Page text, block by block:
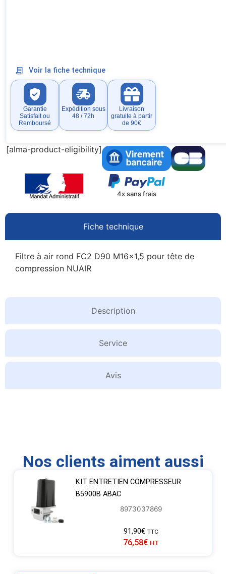
Voir la fiche technique
Garantie
Satisfait ou
Remboursé
Expédition sous
48 / 72h
Livraison
gratuite à partir
de 90€
[alma-product-eligibility]
4x sans frais
Fiche technique
Description
Service
Avis
Filtre à air rond FC2 D90 M16x1,5 pour tête de
compression NUAIR
Nos clients aiment aussi
KIT ENTRETIEN COMPRESSEUR
B5900B ABAC
8973037869
91,90€ TTC
76,58€ HT